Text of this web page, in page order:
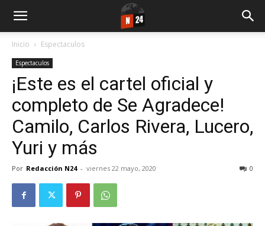
Inicio Espectaculos
Espectaculos
¡Este es el cartel oficial y
completo de Se Agradece!
Camilo, Carlos Rivera, Lucero,
Yuri y más
Por Redacción N24 - viernes 22 mayo, 2020 0